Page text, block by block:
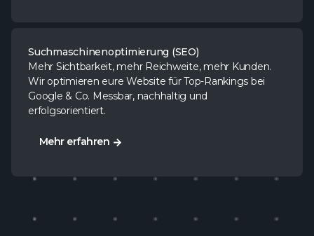
Suchmaschinenoptimierung (SEO)
Mehr Sichtbarkeit, mehr Reichweite, mehr Kunden.
Wir optimieren eure Website für Top-Rankings bei
Google & Co. Messbar, nachhaltig und
erfolgsorientiert.
Mehr erfahren